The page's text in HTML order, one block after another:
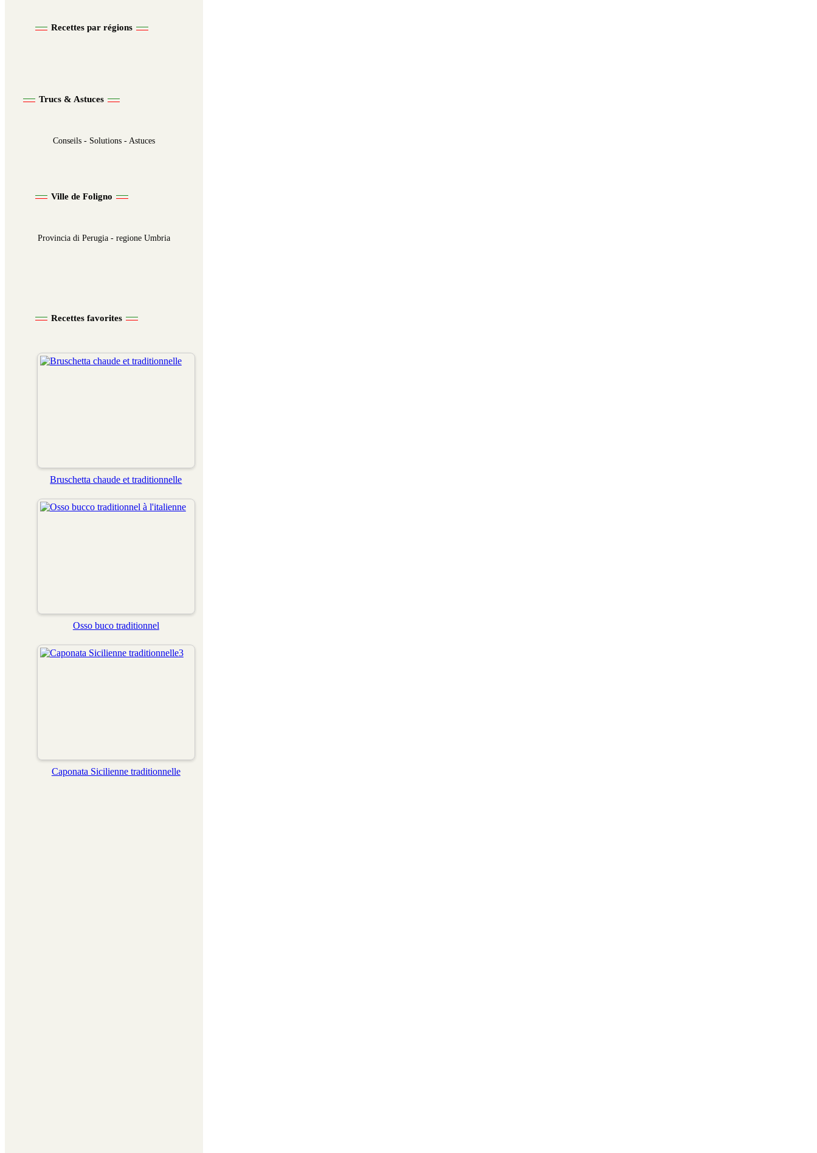
Recettes par régions
Trucs & Astuces
Conseils - Solutions - Astuces
Ville de Foligno
Provincia di Perugia - regione Umbria
Recettes favorites
Bruschetta chaude et traditionnelle
Osso buco traditionnel
Caponata Sicilienne traditionnelle